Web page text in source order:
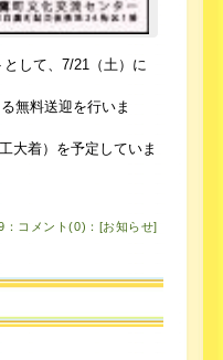
として、7/21（土）に
無料送迎を行いま
大着）を予定していま
コメント(0) ：[お知らせ]